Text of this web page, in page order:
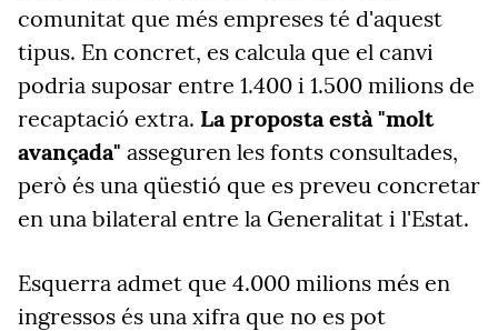
comunitat que més empreses té d'aquest
tipus. En concret, es calcula que el canvi
podria suposar entre 1.400 i 1.500 milions de
recaptació extra. La proposta està "molt
avançada" asseguren les fonts consultades,
però és una qüestió que es preveu concretar
en una bilateral entre la Generalitat i l'Estat.
Esquerra admet que 4.000 milions més en
ingressos és una xifra que no es pot